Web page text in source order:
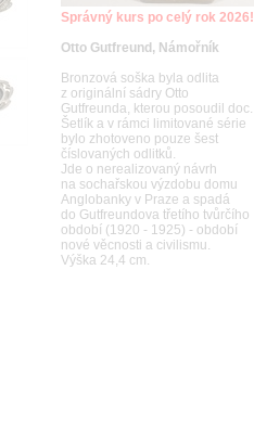
Správný kurs po celý rok 2026!
Otto Gutfreund, Námořník
Bronzová soška byla odlita
z originální sádry Otto
Gutfreunda, kterou posoudil doc.
Šetlík a v rámci limitované série
bylo zhotoveno pouze šest
číslovaných odlitků.
Jde o nerealizovaný návrh
na sochařskou výzdobu domu
Anglobanky v Praze a spadá
do Gutfreundova třetího tvůrčího
období (1920 - 1925) - období
nové věcnosti a civilismu.
Výška 24,4 cm.